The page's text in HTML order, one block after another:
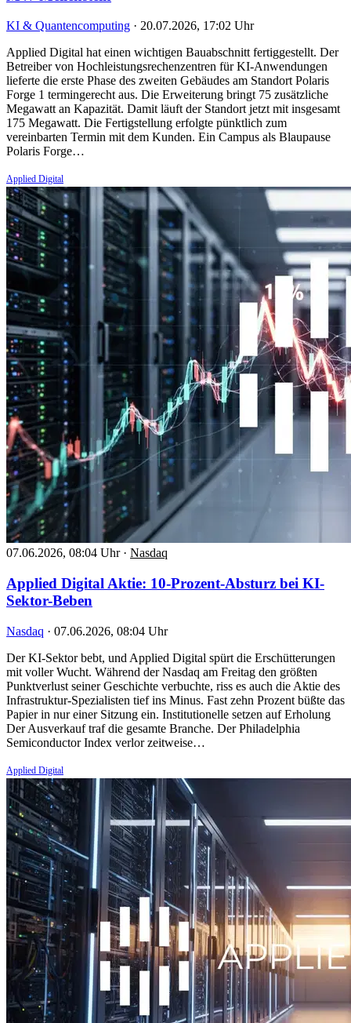
KI & Quantencomputing · 20.07.2026, 17:02 Uhr
Applied Digital hat einen wichtigen Bauabschnitt fertiggestellt. Der
Betreiber von Hochleistungsrechenzentren für KI-Anwendungen
lieferte die erste Phase des zweiten Gebäudes am Standort Polaris
Forge 1 termingerecht aus. Die Erweiterung bringt 75 zusätzliche
Megawatt an Kapazität. Damit läuft der Standort jetzt mit insgesamt
175 Megawatt. Die Fertigstellung erfolgte pünktlich zum
vereinbarten Termin mit dem Kunden. Ein Campus als Blaupause
Polaris Forge…
Applied Digital
07.06.2026, 08:04 Uhr · Nasdaq
Applied Digital Aktie: 10-Prozent-Absturz bei KI-
Sektor-Beben
Nasdaq · 07.06.2026, 08:04 Uhr
Der KI-Sektor bebt, und Applied Digital spürt die Erschütterungen
mit voller Wucht. Während der Nasdaq am Freitag den größten
Punktverlust seiner Geschichte verbuchte, riss es auch die Aktie des
Infrastruktur-Spezialisten tief ins Minus. Fast zehn Prozent büßte das
Papier in nur einer Sitzung ein. Institutionelle setzen auf Erholung
Der Ausverkauf traf die gesamte Branche. Der Philadelphia
Semiconductor Index verlor zeitweise…
Applied Digital